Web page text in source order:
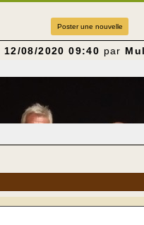
Poster une nouvelle
12/08/2020 09:40 par